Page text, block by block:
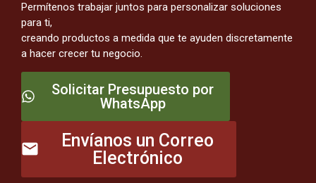
Permítenos trabajar juntos para personalizar soluciones
para ti,
creando productos a medida que te ayuden discretamente
a hacer crecer tu negocio.
Solicitar Presupuesto por
WhatsApp
Envíanos un Correo
Electrónico